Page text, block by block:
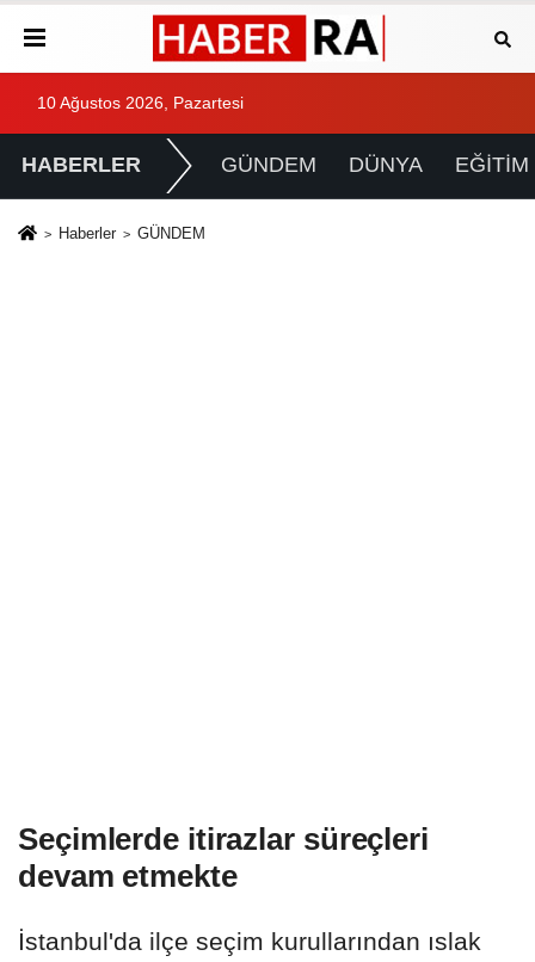
10 Ağustos 2026, Pazartesi
HABERLER GÜNDEM DÜNYA EĞİTİM
Haberler GÜNDEM
Seçimlerde itirazlar süreçleri
devam etmekte
İstanbul'da ilçe seçim kurullarından ıslak